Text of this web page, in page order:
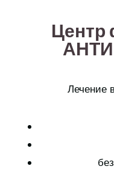
Центр
Лечение